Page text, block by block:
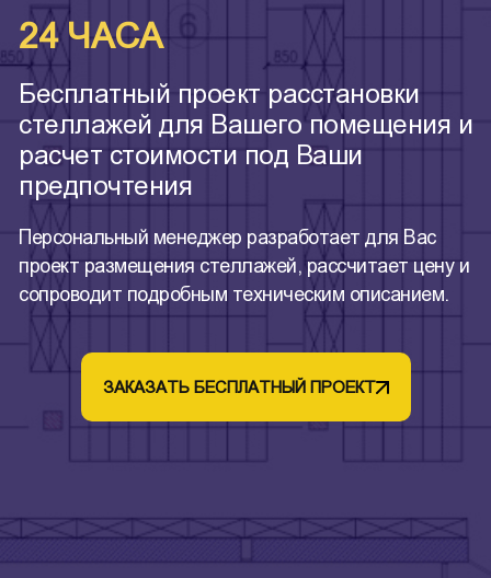
24 ЧАСА
Бесплатный проект расстановки
стеллажей для Вашего помещения и
расчет стоимости под Ваши
предпочтения
Персональный менеджер разработает для Вас
проект размещения стеллажей, рассчитает цену и
сопроводит подробным техническим описанием.
ЗАКАЗАТЬ БЕСПЛАТНЫЙ ПРОЕКТ